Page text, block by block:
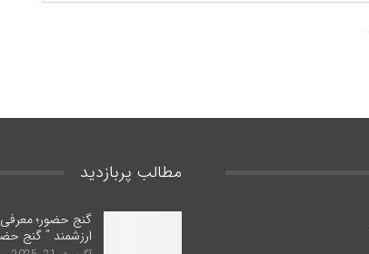
مطالب پربازدید
گنج حضور؛ معرفی
ارزشمند ” گنج